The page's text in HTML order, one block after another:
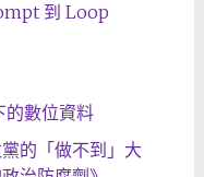
到 Loop
的數位資料
的「做不到」大